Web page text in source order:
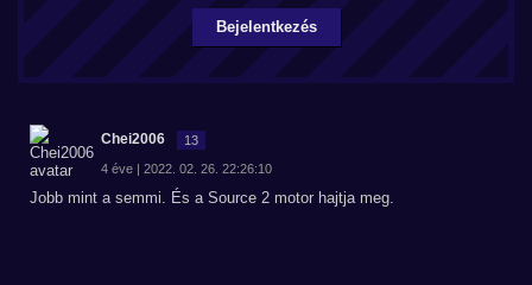
Bejelentkezés
Chei2006 13
4 éve | 2022. 02. 26. 22:26:10
Jobb mint a semmi. És a Source 2 motor hajtja meg.